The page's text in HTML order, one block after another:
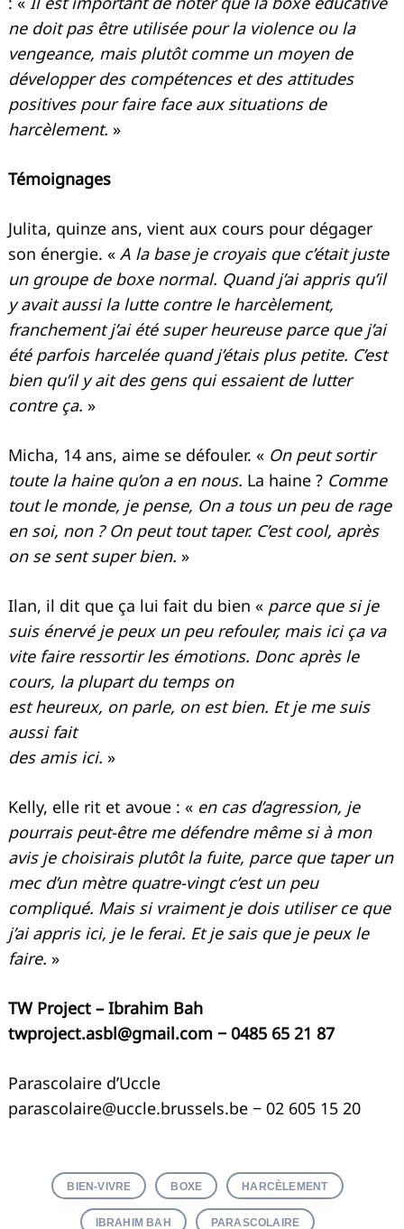
ne doit pas être utilisée pour la violence ou la
vengeance, mais plutôt comme un moyen de
développer des compétences et des attitudes
positives pour faire face aux situations de
harcèlement. »
Témoignages
Julita, quinze ans, vient aux cours pour dégager
son énergie. « A la base je croyais que c’était juste
un groupe de boxe normal. Quand j’ai appris qu’il
y avait aussi la lutte contre le harcèlement,
franchement j’ai été super heureuse parce que j’ai
été parfois harcelée quand j’étais plus petite. C’est
bien qu’il y ait des gens qui essaient de lutter
contre ça. »
Micha, 14 ans, aime se défouler. « On peut sortir
toute la haine qu’on a en nous. La haine ? Comme
tout le monde, je pense, On a tous un peu de rage
en soi, non ? On peut tout taper. C’est cool, après
on se sent super bien. »
Ilan, il dit que ça lui fait du bien « parce que si je
suis énervé je peux un peu refouler, mais ici ça va
vite faire ressortir les émotions. Donc après le
cours, la plupart du temps on
est heureux, on parle, on est bien. Et je me suis
aussi fait
des amis ici. »
Kelly, elle rit et avoue : « en cas d’agression, je
pourrais peut-être me défendre même si à mon
avis je choisirais plutôt la fuite, parce que taper un
mec d’un mètre quatre-vingt c’est un peu
compliqué. Mais si vraiment je dois utiliser ce que
j’ai appris ici, je le ferai. Et je sais que je peux le
faire. »
TW Project – Ibrahim Bah
twproject.asbl@gmail.com − 0485 65 21 87
Parascolaire d’Uccle
parascolaire@uccle.brussels.be − 02 605 15 20
BIEN-VIVRE BOXE HARCÈLEMENT
IBRAHIM BAH PARASCOLAIRE